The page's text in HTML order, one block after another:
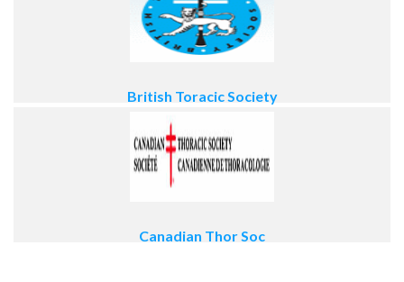
British Toracic Society
Canadian Thor Soc